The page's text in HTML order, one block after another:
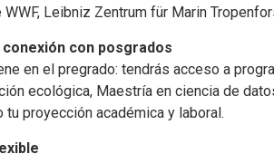
Leibniz Zentrum für Marin
con posgrados
en el pregrado: tendrás acceso a
ecológica, Maestría en ciencia de
tu proyección académica y laboral.